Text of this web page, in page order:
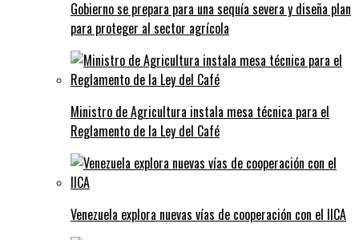
Gobierno se prepara para una sequía severa y diseña plan
para proteger al sector agrícola
Ministro de Agricultura instala mesa técnica para el
Reglamento de la Ley del Café
Venezuela explora nuevas vías de cooperación con el IICA